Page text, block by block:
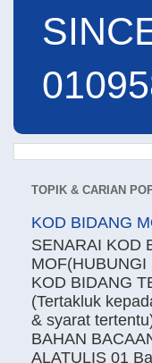
TOPIK & CARIAN
KOD BIDANG
SENARAI KOD
MOF(HUBUNGI
KOD BIDANG
(Tertakluk
& syarat
BAHAN
ALATULIS 01